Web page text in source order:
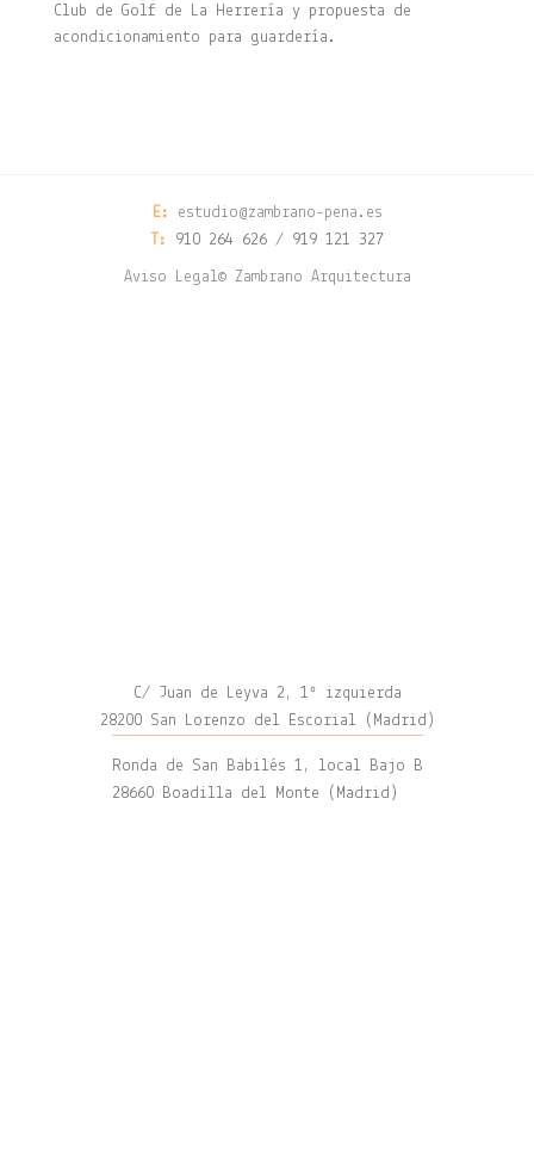
Club de Golf de La Herrería y propuesta de
acondicionamiento para guardería.
E: estudio@zambrano-pena.es
T: 910 264 626 / 919 121 327
Aviso Legal© Zambrano Arquitectura
C/ Juan de Leyva 2, 1º izquierda
28200 San Lorenzo del Escorial (Madrid)
Ronda de San Babilés 1, local Bajo B
28660 Boadilla del Monte (Madrid)